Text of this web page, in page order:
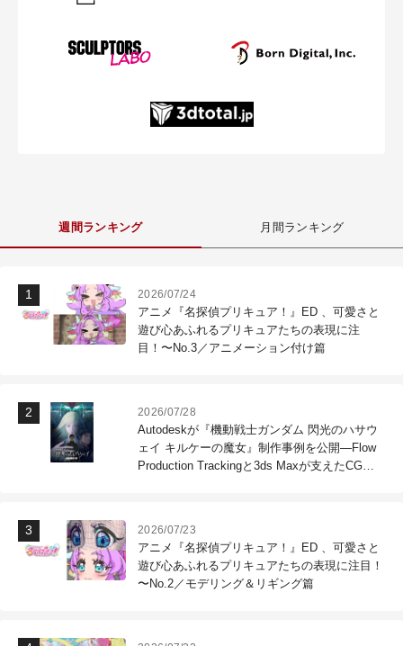
週間ランキング 月間ランキング
2026/07/24
アニメ『名探偵プリキュア！』ED 、可愛さと
遊び心あふれるプリキュアたちの表現に注
目！〜No.3／アニメーション付け篇
2026/07/28
Autodeskが『機動戦士ガンダム 閃光のハサウ
ェイ キルケーの魔女』制作事例を公開―Flow
Production Trackingと3ds Maxが支えたCG制
2026/07/23
アニメ『名探偵プリキュア！』ED 、可愛さと
遊び心あふれるプリキュアたちの表現に注目！
〜No.2／モデリング＆リギング篇